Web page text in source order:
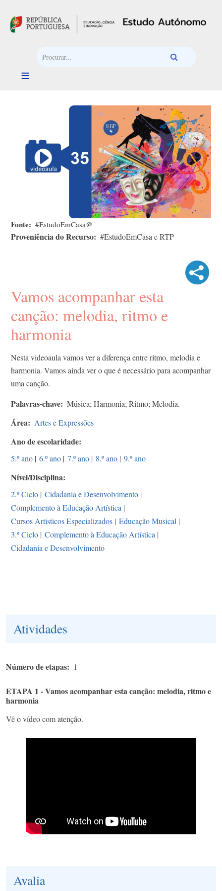
Fonte #EstudoEmCasa@
Proveniência do Recurso #EstudoEmCasa e RTP
Vamos acompanhar esta
canção: melodia, ritmo e
harmonia
Nesta videoaula vamos ver a diferença entre ritmo, melodia e
harmonia. Vamos ainda ver o que é necessário para acompanhar
uma canção.
Palavras-chave Música; Harmonia; Ritmo; Melodia.
Área Artes e Expressões
Ano de escolaridade
5.º ano | 6.º ano | 7.º ano | 8.º ano | 9.º ano
Nível/Disciplina
2.º Ciclo | Cidadania e Desenvolvimento |
Complemento à Educação Artística |
Cursos Artísticos Especializados | Educação Musical |
3.º Ciclo | Complemento à Educação Artística |
Cidadania e Desenvolvimento
Atividades
Número de etapas 1
ETAPA 1 - Vamos acompanhar esta canção: melodia, ritmo e
harmonia
Vê o vídeo com atenção.
Avalia